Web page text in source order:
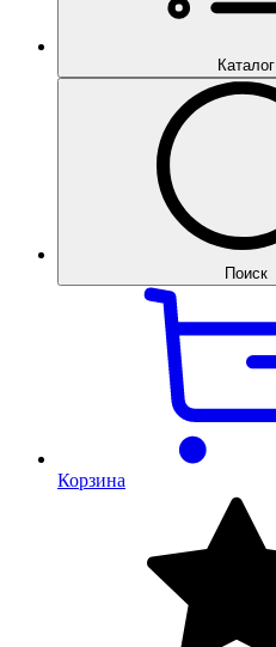
Каталог
Поиск
Корзина